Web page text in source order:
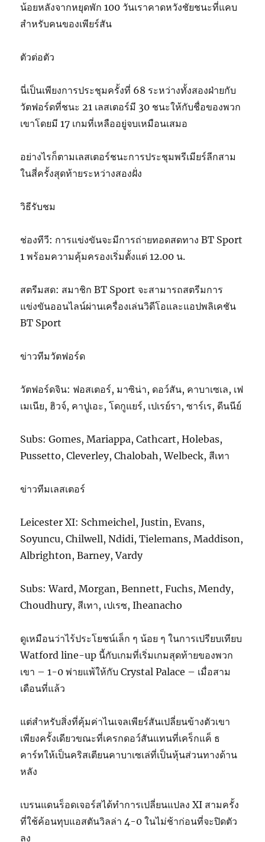
น้อยหลังจากหยุดพัก 100 วันเราคาดหวังชัยชนะที่แคบ
สำหรับคนของเพียร์สัน
ตัวต่อตัว
นี่เป็นเพียงการประชุมครั้งที่ 68 ระหว่างทั้งสองฝ่ายกับ
วัตฟอร์ดที่ชนะ 21 เลสเตอร์มี 30 ชนะให้กับชื่อของพวก
เขาโดยมี 17 เกมที่เหลืออยู่จบเหมือนเสมอ
อย่างไรก็ตามเลสเตอร์ชนะการประชุมพรีเมียร์ลีกสาม
ในสี่ครั้งสุดท้ายระหว่างสองฝั่ง
วิธีรับชม
ช่องทีวี: การแข่งขันจะมีการถ่ายทอดสดทาง BT Sport
1 พร้อมความคุ้มครองเริ่มตั้งแต่ 12.00 น.
สตรีมสด: สมาชิก BT Sport จะสามารถสตรีมการ
แข่งขันออนไลน์ผ่านเครื่องเล่นวิดีโอและแอปพลิเคชัน
BT Sport
ข่าวทีมวัตฟอร์ด
วัตฟอร์ดจิน: ฟอสเตอร์, มาซิน่า, ดอว์สัน, คาบาเซเล, เฟ
เมเนีย, ฮิวจ์, คาปูเอะ, โดกูแยร์, เปเรย์รา, ซาร์เร, ดีนนีย์
Subs: Gomes, Mariappa, Cathcart, Holebas,
Pussetto, Cleverley, Chalobah, Welbeck, สีเทา
ข่าวทีมเลสเตอร์
Leicester XI: Schmeichel, Justin, Evans,
Soyuncu, Chilwell, Ndidi, Tielemans, Maddison,
Albrighton, Barney, Vardy
Subs: Ward, Morgan, Bennett, Fuchs, Mendy,
Choudhury, สีเทา, เปเรซ, Iheanacho
ดูเหมือนว่าไร้ประโยชน์เล็ก ๆ น้อย ๆ ในการเปรียบเทียบ
Watford line-up นี้กับเกมที่เริ่มเกมสุดท้ายของพวก
เขา – 1-0 พ่ายแพ้ให้กับ Crystal Palace – เมื่อสาม
เดือนที่แล้ว
แต่สำหรับสิ่งที่คุ้มค่าไนเจลเพียร์สันเปลี่ยนข้างตัวเขา
เพียงครั้งเดียวขณะที่เครกดอว์สันแทนที่เคร็กแค็ ธ
คาร์ทให้เป็นคริสเตียนคาบาเซเล่ที่เป็นหุ้นส่วนทางด้าน
หลัง
เบรนแดนร็อดเจอร์สได้ทำการเปลี่ยนแปลง XI สามครั้ง
ที่ใช้ค้อนทุบแอสตันวิลล่า 4-0 ในไม่ช้าก่อนที่จะปิดตัว
ลง